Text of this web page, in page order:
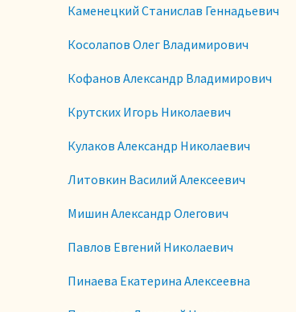
Каменецкий Станислав Геннадьевич
Косолапов Олег Владимирович
Кофанов Александр Владимирович
Крутских Игорь Николаевич
Кулаков Александр Николаевич
Литовкин Василий Алексеевич
Мишин Александр Олегович
Павлов Евгений Николаевич
Пинаева Екатерина Алексеевна